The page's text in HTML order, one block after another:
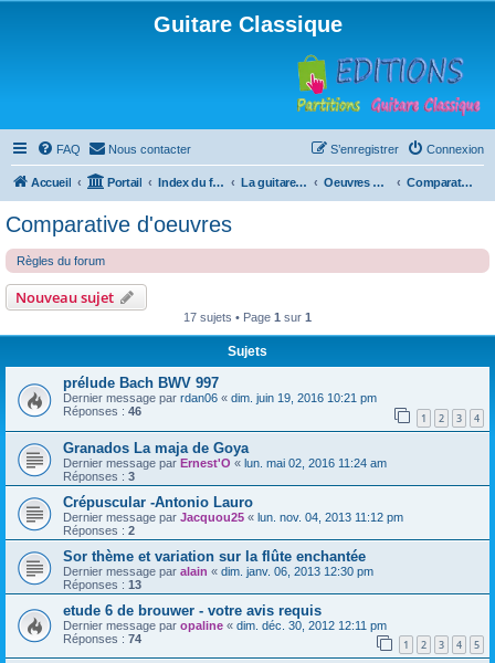
Guitare Classique
FAQ Nous contacter Connexion
S’enregistrer
Accueil Portail Index du forum La guitare : instrument, cours et théorie Oeuvres à la loupe Comparative d'oeuvres
Comparative d'oeuvres
Règles du forum
Nouveau sujet
17 sujets • Page 1 sur 1
Sujets
prélude Bach BWV 997
Dernier message par rdan06 « dim. juin 19, 2016 10:21 pm
Réponses : 46 1 2 3 4
Granados La maja de Goya
Dernier message par Ernest'O « lun. mai 02, 2016 11:24 am
Réponses : 3
Crépuscular -Antonio Lauro
Dernier message par Jacquou25 « lun. nov. 04, 2013 11:12 pm
Réponses : 2
Sor thème et variation sur la flûte enchantée
Dernier message par alain « dim. janv. 06, 2013 12:30 pm
Réponses : 13
etude 6 de brouwer - votre avis requis
Dernier message par opaline « dim. déc. 30, 2012 12:11 pm
Réponses : 74 1 2 3 4 5